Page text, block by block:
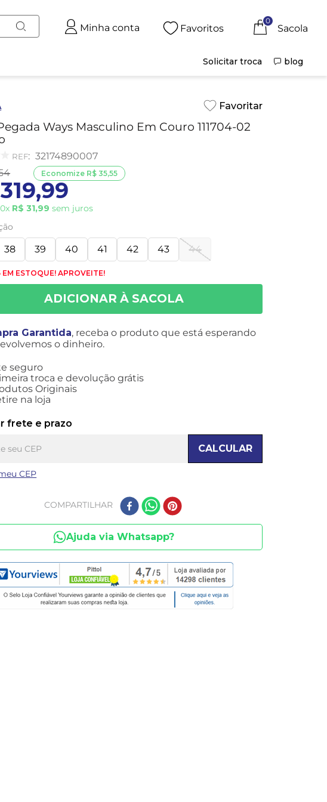
Minha conta Favoritos
0
Solicitar troca blog
Ways Masculino Em Couro 111704-02
: 32174890007
319,99
x R$ 31,99 sem juros
Economize R$ 35,55
38 39 40 41 42 43 44
EM ESTOQUE! APROVEITE!
Garantida, receba o produto que está esperando
o dinheiro.
seguro
troca e devolução grátis
Originais
na loja
frete e prazo
CALCULAR
CEP
COMPARTILHAR
Ajuda via Whatsapp?